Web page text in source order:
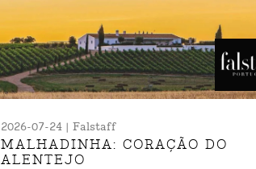
2026-07-24 | Falstaff
MALHADINHA: CORAÇÃO DO
ALENTEJO